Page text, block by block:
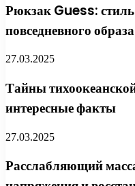
Рюкзак Guess: стиль
повседневного образа
27.03.2025
Тайны
интересные факты
27.03.2025
Расслабляющий